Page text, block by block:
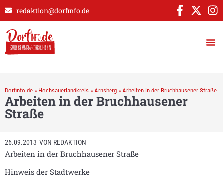
redaktion@dorfinfo.de
Dorfinfo.de » Hochsauerlandkreis » Arnsberg » Arbeiten in der Bruchhausener Straße
Arbeiten in der Bruchhausener
Straße
26.09.2013 VON REDAKTION
Arbeiten in der Bruchhausener Straße
Hinweis der Stadtwerke